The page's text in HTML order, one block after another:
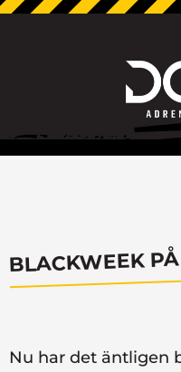
BLACKWEEK
Nu har det äntligen